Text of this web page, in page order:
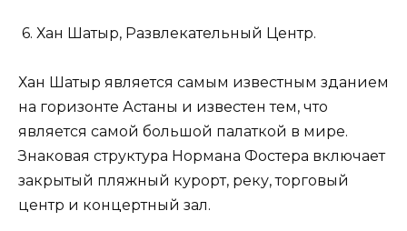
6. Хан Шатыр, Развлекательный Центр.
Хан Шатыр является самым известным зданием
на горизонте Астаны и известен тем, что
является самой большой палаткой в мире.
Знаковая структура Нормана Фостера включает
закрытый пляжный курорт, реку, торговый
центр и концертный зал.